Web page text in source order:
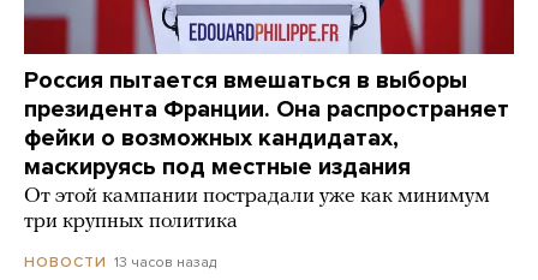
Россия пытается вмешаться в выборы
президента Франции. Она распространяет
фейки о возможных кандидатах,
маскируясь под местные издания
От этой кампании пострадали уже как минимум
три крупных политика
НОВОСТИ 13 часов назад